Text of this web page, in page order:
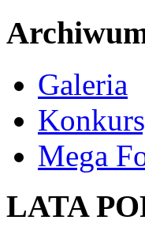
Galeria
Mega
LATA